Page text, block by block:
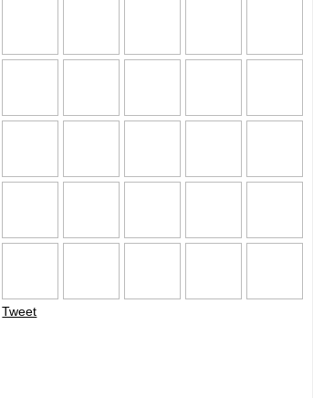
Tweet